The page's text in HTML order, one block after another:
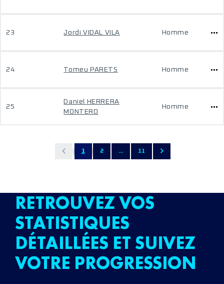
23 Jordi VIDAL VILA Homme
24 Tomeu PARETS Homme
25
Daniel HERRERA
MONTERO
Homme
1 2 ... 11
RETROUVEZ VOS
STATISTIQUES
DÉTAILLÉES ET SUIVEZ
VOTRE PROGRESSION